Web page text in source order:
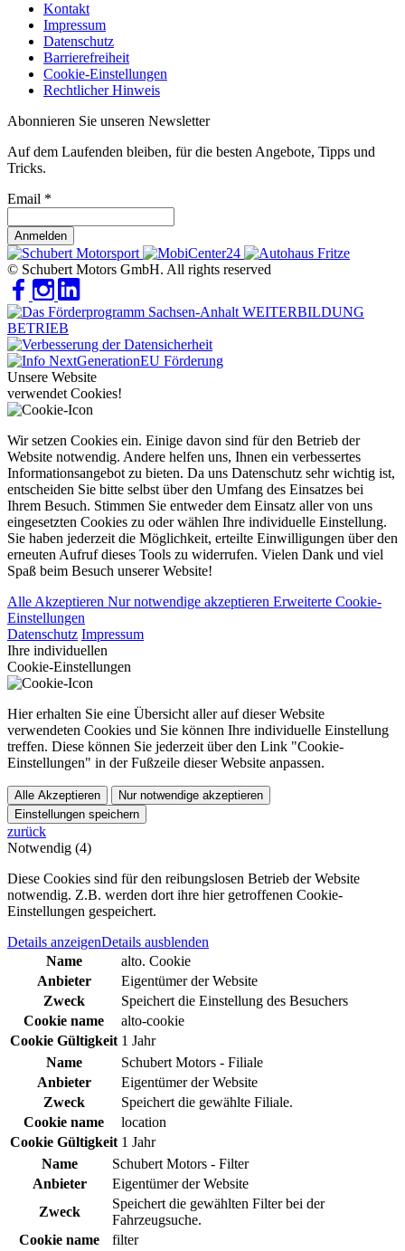
Kontakt
Impressum
Datenschutz
Barrierefreiheit
Cookie-Einstellungen
Rechtlicher Hinweis
Abonnieren Sie unseren Newsletter
Auf dem Laufenden bleiben, für die besten Angebote, Tipps und
Tricks.
Email *
Anmelden
© Schubert Motors GmbH. All rights reserved
Unsere Website
verwendet Cookies!
Wir setzen Cookies ein. Einige davon sind für den Betrieb der
Website notwendig. Andere helfen uns, Ihnen ein verbessertes
Informationsangebot zu bieten. Da uns Datenschutz sehr wichtig ist,
entscheiden Sie bitte selbst über den Umfang des Einsatzes bei
Ihrem Besuch. Stimmen Sie entweder dem Einsatz aller von uns
eingesetzten Cookies zu oder wählen Ihre individuelle Einstellung.
Sie haben jederzeit die Möglichkeit, erteilte Einwilligungen über den
erneuten Aufruf dieses Tools zu widerrufen. Vielen Dank und viel
Spaß beim Besuch unserer Website!
Alle Akzeptieren Nur notwendige akzeptieren Erweiterte Cookie-
Einstellungen
Datenschutz Impressum
Ihre individuellen
Cookie-Einstellungen
Hier erhalten Sie eine Übersicht aller auf dieser Website
verwendeten Cookies und Sie können Ihre individuelle Einstellung
treffen. Diese können Sie jederzeit über den Link "Cookie-
Einstellungen" in der Fußzeile dieser Website anpassen.
Alle Akzeptieren
Nur notwendige akzeptieren
Einstellungen speichern
zurück
Notwendig (4)
Diese Cookies sind für den reibungslosen Betrieb der Website
notwendig. Z.B. werden dort ihre hier getroffenen Cookie-
Einstellungen gespeichert.
Details anzeigenDetails ausblenden
Name
alto. Cookie
Anbieter
Eigentümer der Website
Zweck
Speichert die Einstellung des Besuchers
Cookie name
alto-cookie
Cookie Gültigkeit 1 Jahr
Name
Schubert Motors - Filiale
Anbieter
Eigentümer der Website
Zweck
Speichert die gewählte Filiale.
Cookie name
location
Cookie Gültigkeit 1 Jahr
Name
Schubert Motors - Filter
Anbieter
Eigentümer der Website
Zweck
Speichert die gewählten Filter bei der
Fahrzeugsuche.
Cookie name
filter